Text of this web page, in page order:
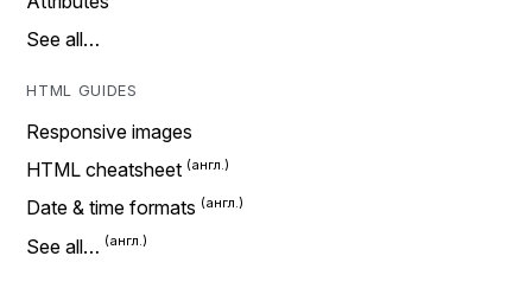
See all…
HTML GUIDES
Responsive images
HTML cheatsheet
Date & time formats
See all…